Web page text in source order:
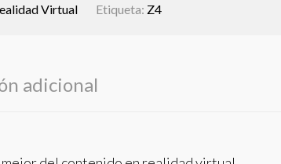
Virtual Etiqueta: Z4
adicional